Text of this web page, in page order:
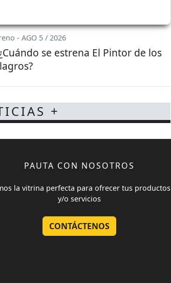
- AGO 5 / 2026
se estrena El Pintor de los
+
PAUTA CON NOSOTROS
la vitrina perfecta para ofrecer tus productos
y/o servicios
CONTÁCTENOS